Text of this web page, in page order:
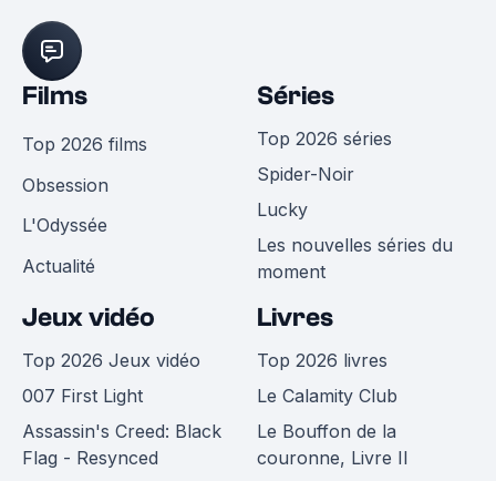
Films
Top 2026 films
Obsession
L'Odyssée
Actualité
Séries
Top 2026 séries
Spider-Noir
Lucky
Les nouvelles séries du
moment
Jeux vidéo
Top 2026 Jeux vidéo
007 First Light
Assassin's Creed: Black
Flag - Resynced
Livres
Top 2026 livres
Le Calamity Club
Le Bouffon de la
couronne, Livre II